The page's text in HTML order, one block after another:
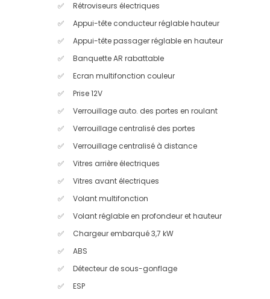
Rétroviseurs électriques
Appui-tête conducteur réglable hauteur
Appui-tête passager réglable en hauteur
Banquette AR rabattable
Ecran multifonction couleur
Prise 12V
Verrouillage auto. des portes en roulant
Verrouillage centralisé des portes
Verrouillage centralisé à distance
Vitres arrière électriques
Vitres avant électriques
Volant multifonction
Volant réglable en profondeur et hauteur
Chargeur embarqué 3,7 kW
ABS
Détecteur de sous-gonflage
ESP